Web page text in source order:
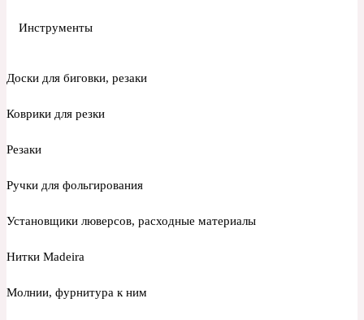
Инструменты
Доски для биговки, резаки
Коврики для резки
Резаки
Ручки для фольгирования
Установщики люверсов, расходные материалы
Нитки Madeira
Молнии, фурнитура к ним